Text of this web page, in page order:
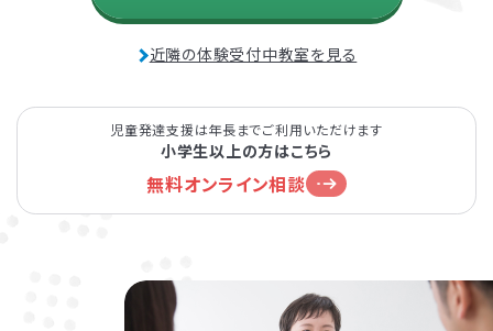
近隣の体験受付中教室を見る
児童発達支援は年長までご利用いただけます
小学生以上の方はこちら
無料オンライン相談